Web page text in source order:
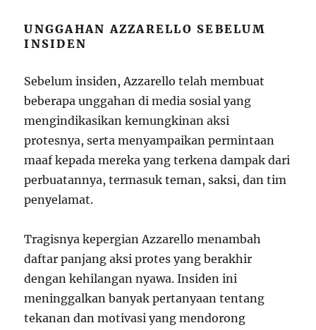
UNGGAHAN AZZARELLO SEBELUM
INSIDEN
Sebelum insiden, Azzarello telah membuat
beberapa unggahan di media sosial yang
mengindikasikan kemungkinan aksi
protesnya, serta menyampaikan permintaan
maaf kepada mereka yang terkena dampak dari
perbuatannya, termasuk teman, saksi, dan tim
penyelamat.
Tragisnya kepergian Azzarello menambah
daftar panjang aksi protes yang berakhir
dengan kehilangan nyawa. Insiden ini
meninggalkan banyak pertanyaan tentang
tekanan dan motivasi yang mendorong